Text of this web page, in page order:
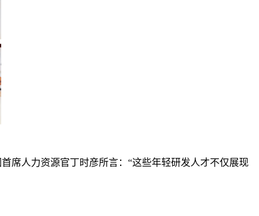
席人力资源官丁时彦所言：“这些年轻研发人才不仅展现